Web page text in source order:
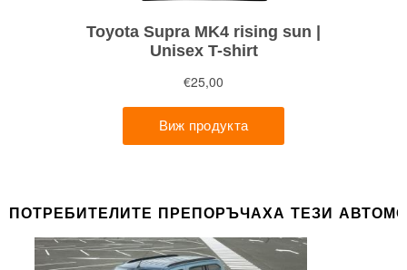
ПОТРЕБИТЕЛИТЕ ПРЕПОРЪЧАХА ТЕЗИ